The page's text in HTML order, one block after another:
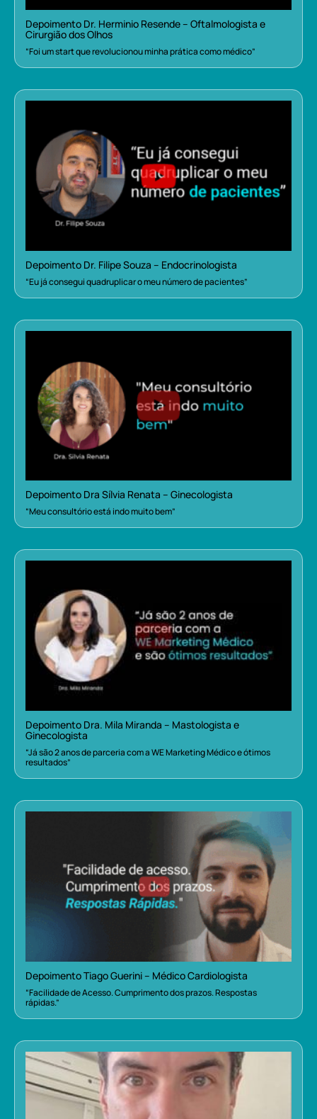
Depoimento Dr. Herminio Resende – Oftalmologista e
Cirurgião dos Olhos
“Foi um start que revolucionou minha prática como médico”
Depoimento Dr. Filipe Souza – Endocrinologista
“Eu já consegui quadruplicar o meu número de pacientes”
Depoimento Dra Sílvia Renata – Ginecologista
“Meu consultório está indo muito bem”
Depoimento Dra. Mila Miranda – Mastologista e
Ginecologista
“Já são 2 anos de parceria com a WE Marketing Médico e ótimos
resultados”
Depoimento Tiago Guerini – Médico Cardiologista
“Facilidade de Acesso. Cumprimento dos prazos. Respostas
rápidas.”